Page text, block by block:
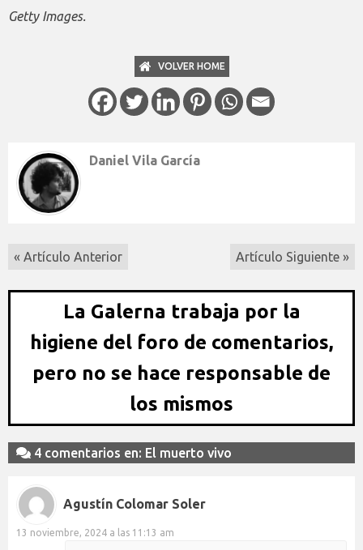
Getty Images.
VOLVER HOME
Daniel Vila García
« Artículo Anterior Artículo Siguiente »
La Galerna trabaja por la
higiene del foro de comentarios,
pero no se hace responsable de
los mismos
4 comentarios en: El muerto vivo
Agustín Colomar Soler
13 noviembre, 2024 a las 11:13 am